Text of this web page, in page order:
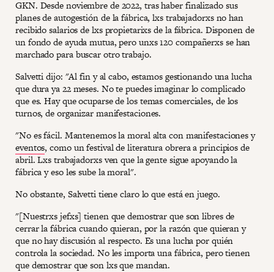
GKN. Desde noviembre de 2022, tras haber finalizado sus
planes de autogestión de la fábrica, lxs trabajadorxs no han
recibido salarios de lxs propietarixs de la fábrica. Disponen de
un fondo de ayuda mutua, pero unxs 120 compañerxs se han
marchado para buscar otro trabajo.
Salvetti dijo: "Al fin y al cabo, estamos gestionando una lucha
que dura ya 22 meses. No te puedes imaginar lo complicado
que es. Hay que ocuparse de los temas comerciales, de los
turnos, de organizar manifestaciones.
"No es fácil. Mantenemos la moral alta con manifestaciones y
eventos, como un festival de literatura obrera a principios de
abril. Lxs trabajadorxs ven que la gente sigue apoyando la
fábrica y eso les sube la moral".
No obstante, Salvetti tiene claro lo que está en juego.
"[Nuestrxs jefxs] tienen que demostrar que son libres de
cerrar la fábrica cuando quieran, por la razón que quieran y
que no hay discusión al respecto. Es una lucha por quién
controla la sociedad. No les importa una fábrica, pero tienen
que demostrar que son lxs que mandan.